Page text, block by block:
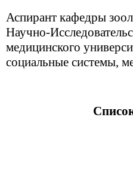
Аспирант кафедры
Научно-
медицинского
социальные системы,